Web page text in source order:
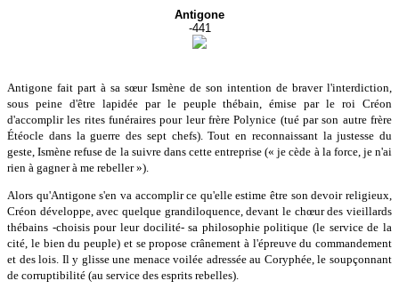
Antigone
-441
Antigone fait part à sa sœur Ismène de son intention de braver l'interdiction,
sous peine d'être lapidée par le peuple thébain, émise par le roi Créon
d'accomplir les rites funéraires pour leur frère Polynice (tué par son autre frère
Étéocle dans la guerre des sept chefs). Tout en reconnaissant la justesse du
geste, Ismène refuse de la suivre dans cette entreprise (« je cède à la force, je n'ai
rien à gagner à me rebeller »).
Alors qu'Antigone s'en va accomplir ce qu'elle estime être son devoir religieux,
Créon développe, avec quelque grandiloquence, devant le chœur des vieillards
thébains -choisis pour leur docilité- sa philosophie politique (le service de la
cité, le bien du peuple) et se propose crânement à l'épreuve du commandement
et des lois. Il y glisse une menace voilée adressée au Coryphée, le soupçonnant
de corruptibilité (au service des esprits rebelles).